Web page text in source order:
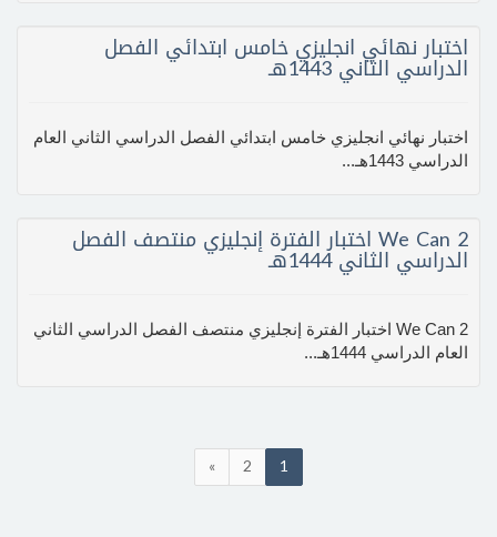
اختبار نهائي انجليزي خامس ابتدائي الفصل
الدراسي الثاني 1443هـ
اختبار نهائي انجليزي خامس ابتدائي الفصل الدراسي الثاني العام
الدراسي 1443هـ...
We Can 2 اختبار الفترة إنجليزي منتصف الفصل
الدراسي الثاني 1444هـ
We Can 2 اختبار الفترة إنجليزي منتصف الفصل الدراسي الثاني
العام الدراسي 1444هـ...
1
2
»